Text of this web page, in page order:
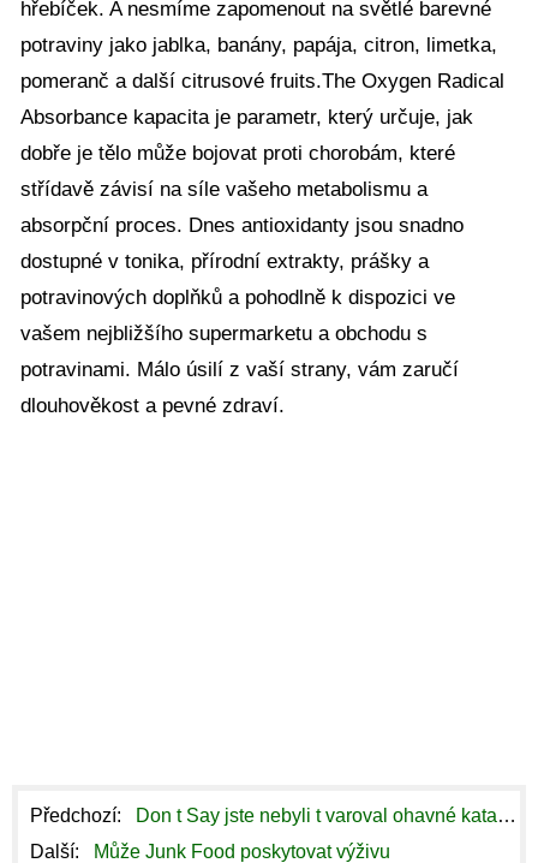
hřebíček. A nesmíme zapomenout na světlé barevné
potraviny jako jablka, banány, papája, citron, limetka,
pomeranč a další citrusové fruits.The Oxygen Radical
Absorbance kapacita je parametr, který určuje, jak
dobře je tělo může bojovat proti chorobám, které
střídavě závisí na síle vašeho metabolismu a
absorpční proces. Dnes antioxidanty jsou snadno
dostupné v tonika, přírodní extrakty, prášky a
potravinových doplňků a pohodlně k dispozici ve
vašem nejbližšího supermarketu a obchodu s
potravinami. Málo úsilí z vaší strany, vám zaručí
dlouhověkost a pevné zdraví.
Předchozí:
Don t Say jste nebyli t varoval ohavné katastrofy svatební koláčky
Další:
Může Junk Food poskytovat výživu